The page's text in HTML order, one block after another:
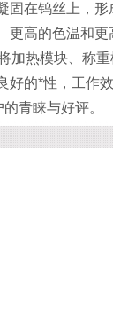
在钨丝上，
高的色温和更
热模块、称
的*性，工作
青睐与好评。